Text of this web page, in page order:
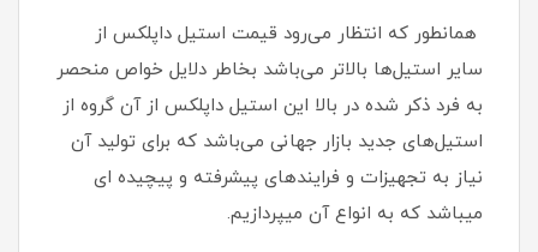
همانطور که انتظار می‌رود قیمت استیل داپلکس از
سایر استیل‌ها بالاتر می‌باشد بخاطر دلایل خواص منحصر
به فرد ذکر شده در بالا این استیل داپلکس از آن گروه از
استیل‌های جدید بازار جهانی می‌باشد که برای تولید آن
نیاز به تجهیزات و فرایندهای پیشرفته و پیچیده ای
میباشد که به انواع آن میپردازیم.